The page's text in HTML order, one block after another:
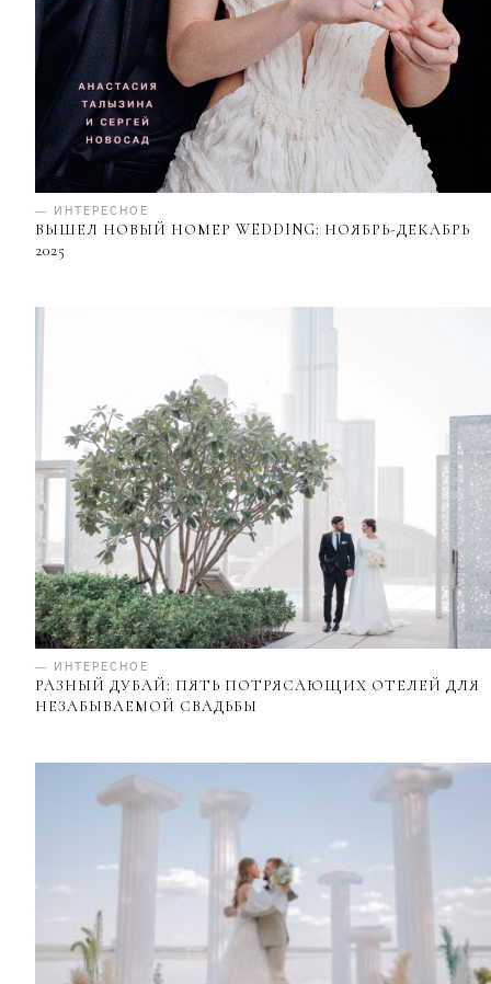
— ИНТЕРЕСНОЕ
ВЫШЕЛ НОВЫЙ НОМЕР WEDDING: НОЯБРЬ-ДЕКАБРЬ
2025
— ИНТЕРЕСНОЕ
РАЗНЫЙ ДУБАЙ: ПЯТЬ ПОТРЯСАЮЩИХ ОТЕЛЕЙ ДЛЯ
НЕЗАБЫВАЕМОЙ СВАДЬБЫ